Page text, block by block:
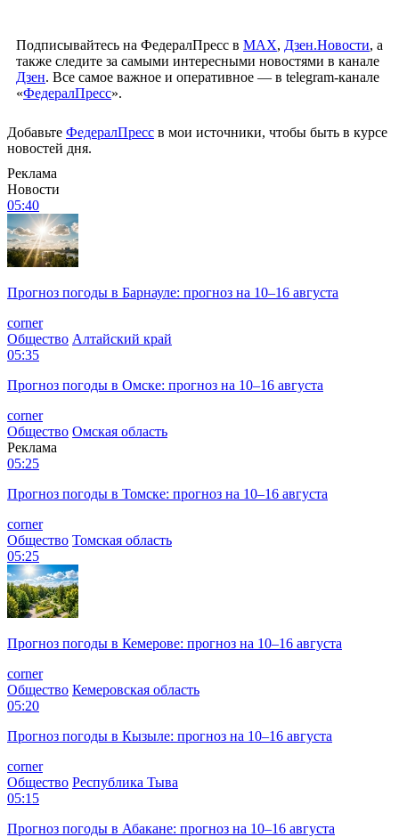
Подписывайтесь на ФедералПресс в МАХ, Дзен.Новости, а
также следите за самыми интересными новостями в канале
Дзен. Все самое важное и оперативное — в telegram-канале
«ФедералПресс».
Добавьте ФедералПресс в мои источники, чтобы быть в курсе
новостей дня.
Реклама
Новости
05:40
Прогноз погоды в Барнауле: прогноз на 10–16 августа
corner
Общество Алтайский край
05:35
Прогноз погоды в Омске: прогноз на 10–16 августа
corner
Общество Омская область
Реклама
05:25
Прогноз погоды в Томске: прогноз на 10–16 августа
corner
Общество Томская область
05:25
Прогноз погоды в Кемерове: прогноз на 10–16 августа
corner
Общество Кемеровская область
05:20
Прогноз погоды в Кызыле: прогноз на 10–16 августа
corner
Общество Республика Тыва
05:15
Прогноз погоды в Абакане: прогноз на 10–16 августа